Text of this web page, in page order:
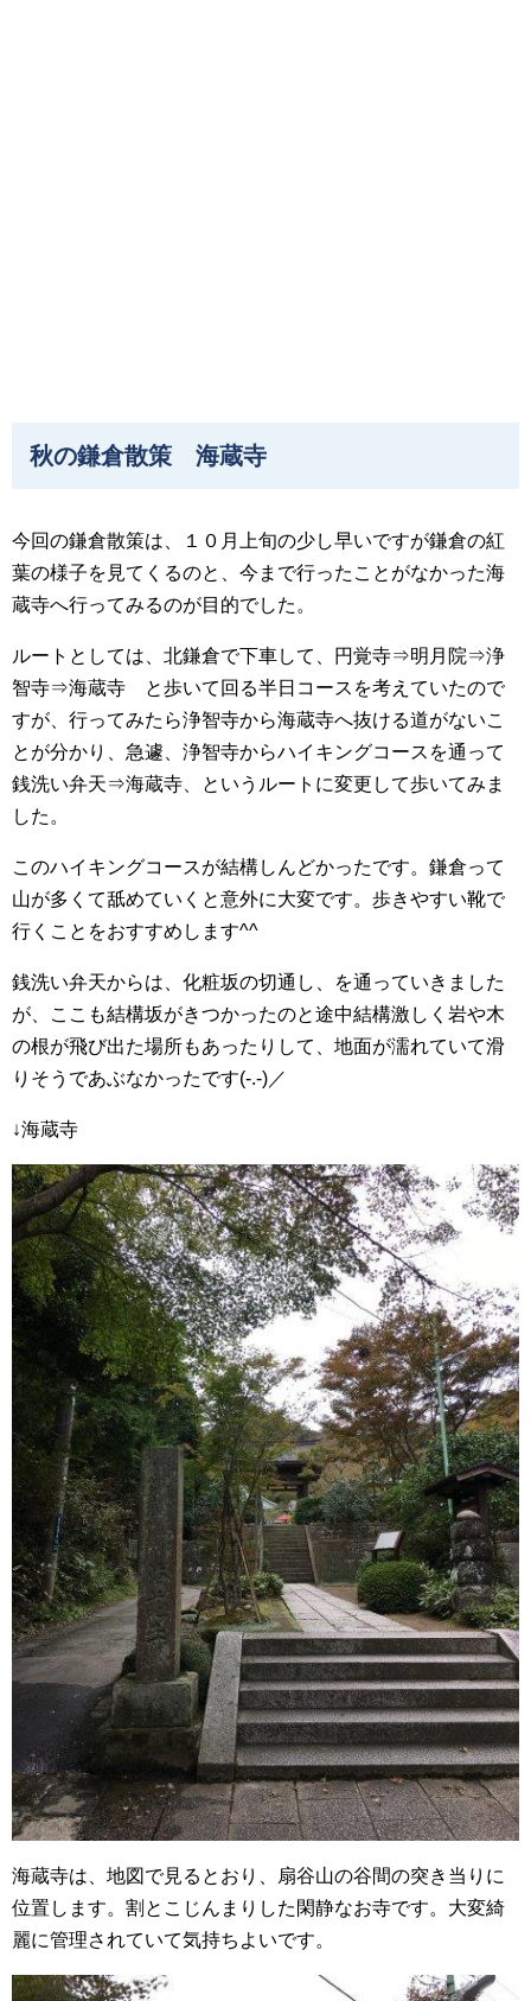
秋の鎌倉散策 海蔵寺
今回の鎌倉散策は、１０月上旬の少し早いですが鎌倉の紅
葉の様子を見てくるのと、今まで行ったことがなかった海
蔵寺へ行ってみるのが目的でした。
ルートとしては、北鎌倉で下車して、円覚寺⇒明月院⇒浄
智寺⇒海蔵寺 と歩いて回る半日コースを考えていたので
すが、行ってみたら浄智寺から海蔵寺へ抜ける道がないこ
とが分かり、急遽、浄智寺からハイキングコースを通って
銭洗い弁天⇒海蔵寺、というルートに変更して歩いてみま
した。
このハイキングコースが結構しんどかったです。鎌倉って
山が多くて舐めていくと意外に大変です。歩きやすい靴で
行くことをおすすめします^^
銭洗い弁天からは、化粧坂の切通し、を通っていきました
が、ここも結構坂がきつかったのと途中結構激しく岩や木
の根が飛び出た場所もあったりして、地面が濡れていて滑
りそうであぶなかったです(‐.‐)／
↓海蔵寺
海蔵寺は、地図で見るとおり、扇谷山の谷間の突き当りに
位置します。割とこじんまりした閑静なお寺です。大変綺
麗に管理されていて気持ちよいです。